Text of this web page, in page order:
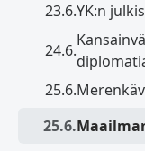
23.6.YK:n
24.6.
25.6.
25.6.